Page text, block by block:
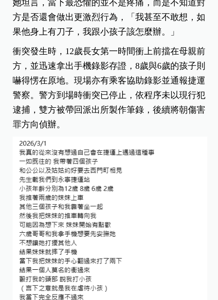
她坦言，當下最恐懼的並不是疼痛，而是不知道對
方是否還會做出更激烈行為，「我甚至不敢想，如
果他身上有刀子，我跟小孩子該怎麼辦。」
衝突發生時，12歲長女第一時間衝上前擋在母親前
方，並迅速拿出手機錄影存證，8歲與6歲的孩子則
嚇得愣在原地。現場亦有乘客協助錄影並通報捷運
警察。警方到場時衝突已停止，依程序未以現行犯
逮捕，雙方被帶回派出所製作筆錄，後續將朝傷害
罪方向偵辦。